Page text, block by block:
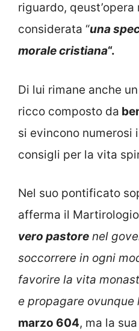
riguardo,
considerata “una
morale cristiana“.
Di lui rimane anche
ricco composto da
si evincono numerosi
consigli per la vita
Nel suo pontificato
afferma il Martirologio
vero pastore nel
soccorrere in ogni
favorire la vita
e propagare ovunque
marzo 604, ma la